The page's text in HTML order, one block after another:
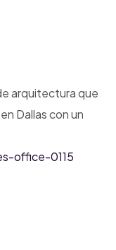
arquitectura que
Dallas con un